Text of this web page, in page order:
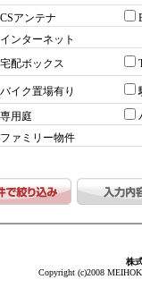
CSアンテナ
インターネット
宅配ボックス
バイク置場有り
専用庭
ファミリー物件
株
Copyright (c)2008